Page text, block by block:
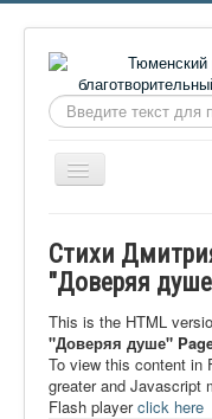
Искать...
Включить/
выключить
О фонде
Видеоматериалы
Контакты
Стихи
"Доверяя
This is the HTML
"Доверяя душе"
To view this content in
greater and Javascript
Flash playerclick here